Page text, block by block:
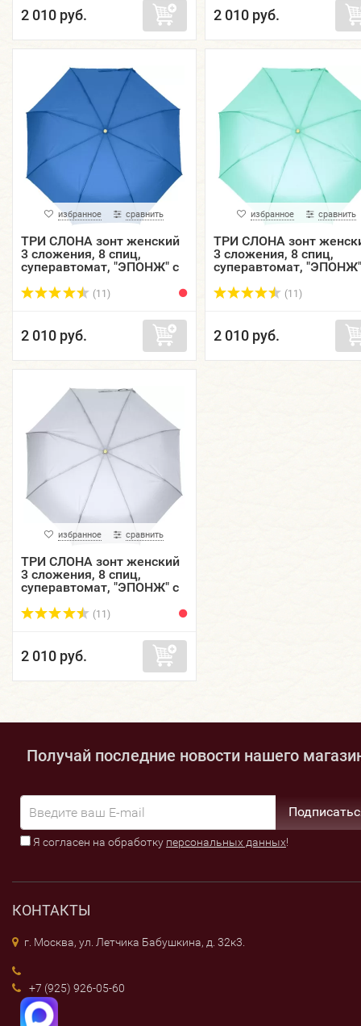
2 010 руб. 2 010 руб.
избранное сравнить
ТРИ СЛОНА зонт женский
3 сложения, 8 спиц,
суперавтомат, "ЭПОНЖ" с
рисунком, купол 96 см.
(11)
2 010 руб.
избранное сравнить
ТРИ СЛОНА зонт
3 сложения, 8 спиц,
суперавтомат,
рисунком, купол 96 см.
(11)
2 010 руб.
избранное сравнить
ТРИ СЛОНА зонт женский
3 сложения, 8 спиц,
суперавтомат, "ЭПОНЖ" с
рисунком, купол 96 см.
(11)
2 010 руб.
Получай последние новости нашего
Я согласен на обработку персональных данных!
КОНТАКТЫ
г. Москва, ул. Летчика Бабушкина, д. 32к3.
+7 (925) 926-05-60